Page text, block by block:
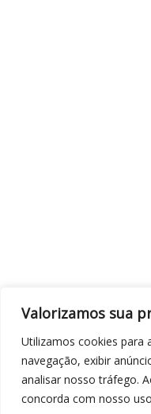
Valorizamos sua
Utilizamos cookies para
navegação, exibir
analisar nosso tráfego.
concorda com nosso